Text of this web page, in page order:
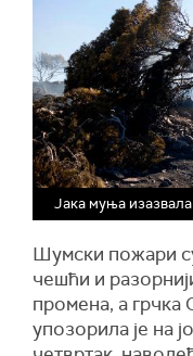
Јака муња
Шумски пожари
чешћи и
промена, а грчка
упозорила је на